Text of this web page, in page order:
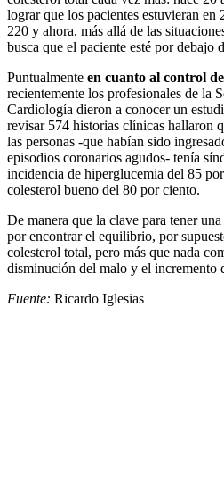
lograr que los pacientes estuvieran en
220 y ahora, más allá de las
busca que el paciente esté por debajo
Puntualmente en cuanto al control
recientemente los profesionales de la
Cardiología dieron a conocer un
revisar 574 historias clínicas hallaron
las personas -que habían sido
episodios coronarios agudos- tenía
incidencia de hiperglucemia del 85
colesterol bueno del 80 por ciento.
De manera que la clave para tener
por encontrar el equilibrio, por
colesterol total, pero más que nada
disminución del malo y el incremento
Fuente: Ricardo Iglesias